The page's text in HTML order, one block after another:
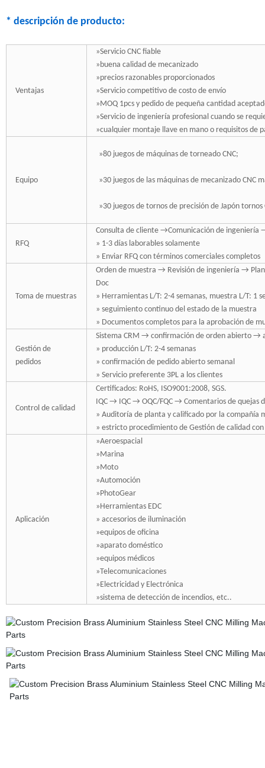
* descripción de producto:
Ventajas
»Servicio CNC fiable
»buena calidad de mecanizado
»precios razonables proporcionados
»Servicio competitivo de costo de envío
»MOQ 1pcs y pedido de pequeña cantidad
»Servicio de ingeniería profesional cuando se
»cualquier montaje llave en mano o requisitos de
Equipo
»80 juegos de máquinas de torneado CNC;
»30 juegos de las máquinas de mecanizado CNC
»30 juegos de tornos de precisión de Japón tornos
RFQ
Consulta de cliente →Comunicación de ingeniería
» 1-3 días laborables solamente
» Enviar RFQ con términos comerciales completos
Toma de muestras
Orden de muestra → Revisión de ingeniería →
Doc
» Herramientas L/T: 2-4 semanas, muestra L/T: 1
» seguimiento continuo del estado de la muestra
» Documentos completos para la aprobación de
Gestión de
pedidos
Sistema CRM → confirmación de orden abierto →
» producción L/T: 2-4 semanas
» confirmación de pedido abierto semanal
» Servicio preferente 3PL a los clientes
Control de calidad
Certificados: RoHS, ISO9001:2008, SGS.
IQC → IQC → OQC/FQC → Comentarios de
» Auditoría de planta y calificado por la compañía
» estricto procedimiento de Gestión de calidad
Aplicación
»Aeroespacial
»Marina
»Moto
»Automoción
»PhotoGear
»Herramientas EDC
» accesorios de iluminación
»equipos de oficina
»aparato doméstico
»equipos médicos
»Telecomunicaciones
»Electricidad y Electrónica
»sistema de detección de incendios, etc..